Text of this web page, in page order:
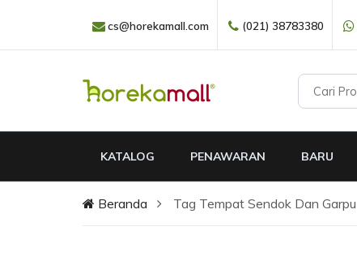
cs@horekamall.com (021) 38783380
KATALOG PENAWARAN BARU
Beranda Tag Tempat Sendok Dan Garpu